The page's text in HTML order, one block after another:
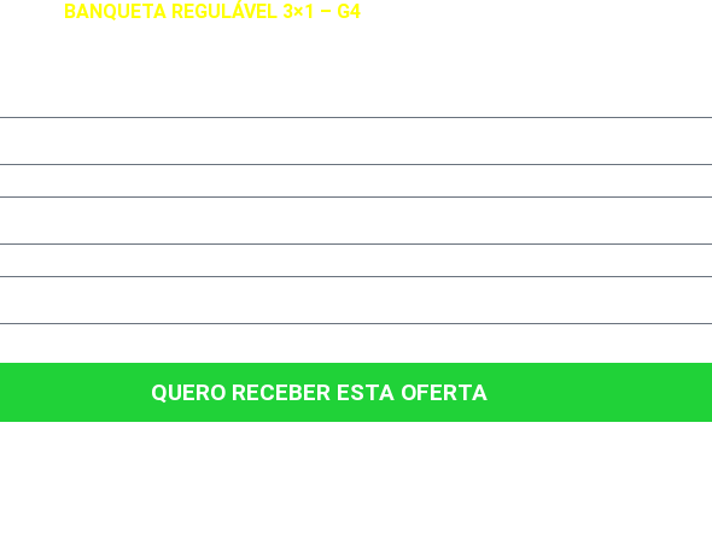
BANQUETA REGULÁVEL 3×1 – G4. Utilize o formulário abaixo para receber
QUERO RECEBER ESTA OFERTA